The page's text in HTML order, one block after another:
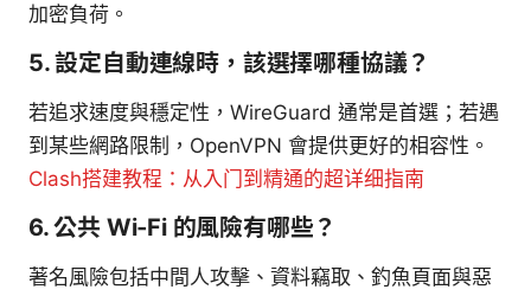
加密負荷。
5. 設定自動連線時，該選擇哪種協議？
若追求速度與穩定性，WireGuard 通常是首選；若遇
到某些網路限制，OpenVPN 會提供更好的相容性。
Clash搭建教程：从入门到精通的超详细指南
6. 公共 Wi‑Fi 的風險有哪些？
著名風險包括中間人攻擊、資料竊取、釣魚頁面與惡